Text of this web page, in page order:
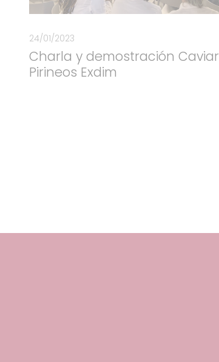
24/01/2023
Charla y demostración Caviar
Pirineos Exdim